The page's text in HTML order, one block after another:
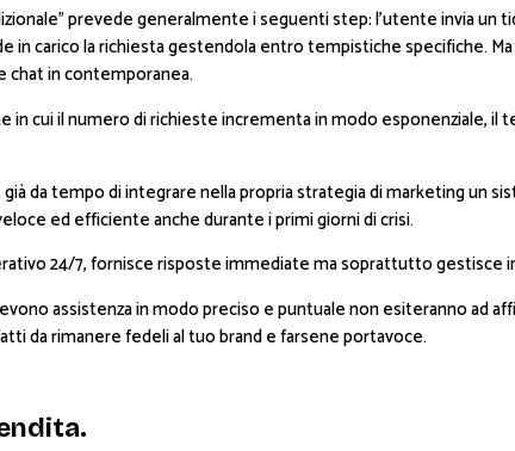
prevede generalmente i seguenti step: l’utente invia un
in carico la richiesta gestendola entro tempistiche specifiche.
chat in contemporanea.
in cui il numero di richieste incrementa in modo esponenziale,
da tempo di integrare nella propria strategia di marketing un
ed efficiente anche durante i primi giorni di crisi.
24/7, fornisce risposte immediate ma soprattutto gestisce
assistenza in modo preciso e puntuale non esiteranno ad
da rimanere fedeli al tuo brand e farsene portavoce.